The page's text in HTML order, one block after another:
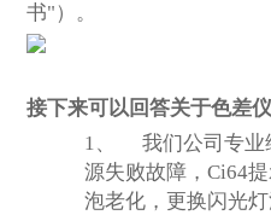
书"）。
接下来可以回答关于色差
1、
我们公司专
源失败故障，Ci64
泡老化，更换闪光